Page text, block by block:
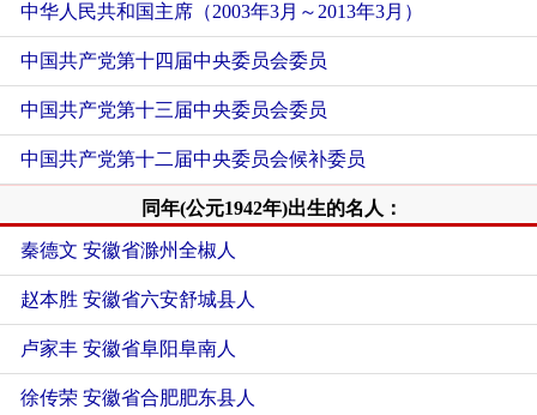
中华人民共和国主席（2003年3月～2013年3月）
中国共产党第十四届中央委员会委员
中国共产党第十三届中央委员会委员
中国共产党第十二届中央委员会候补委员
同年(公元1942年)出生的名人：
秦德文 安徽省滁州全椒人
赵本胜 安徽省六安舒城县人
卢家丰 安徽省阜阳阜南人
徐传荣 安徽省合肥肥东县人